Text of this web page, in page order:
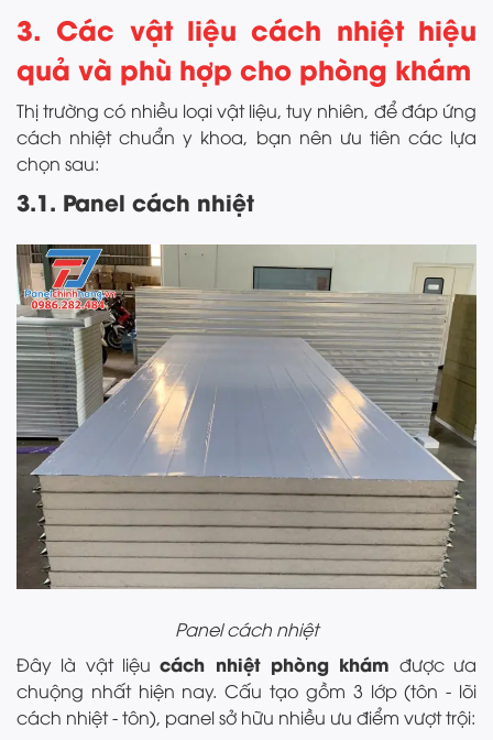
3. Các vật liệu cách nhiệt hiệu
quả và phù hợp cho phòng khám
Thị trường có nhiều loại vật liệu, tuy nhiên, để đáp ứng
cách nhiệt chuẩn y khoa, bạn nên ưu tiên các lựa
chọn sau:
3.1. Panel cách nhiệt
Panel cách nhiệt
Đây là vật liệucách nhiệt phòng khám được ưa
chuộng nhất hiện nay. Cấu tạo gồm 3 lớp (tôn - lõi
cách nhiệt - tôn), panel sở hữu nhiều ưu điểm vượt trội: